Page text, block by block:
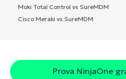
Moki Total Control vs SureMDM
Cisco Meraki vs SureMDM
Prova NinjaOne